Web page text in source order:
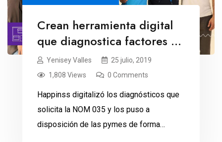
Crean herramienta digital
que diagnostica factores de
estrés laboral
Yenisey Valles
25 julio, 2019
1,808 Views
0 Comments
Happinss digitalizó los diagnósticos que
solicita la NOM 035 y los puso a
disposición de las pymes de forma